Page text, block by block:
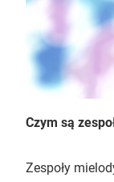
Czym są
Zespoły